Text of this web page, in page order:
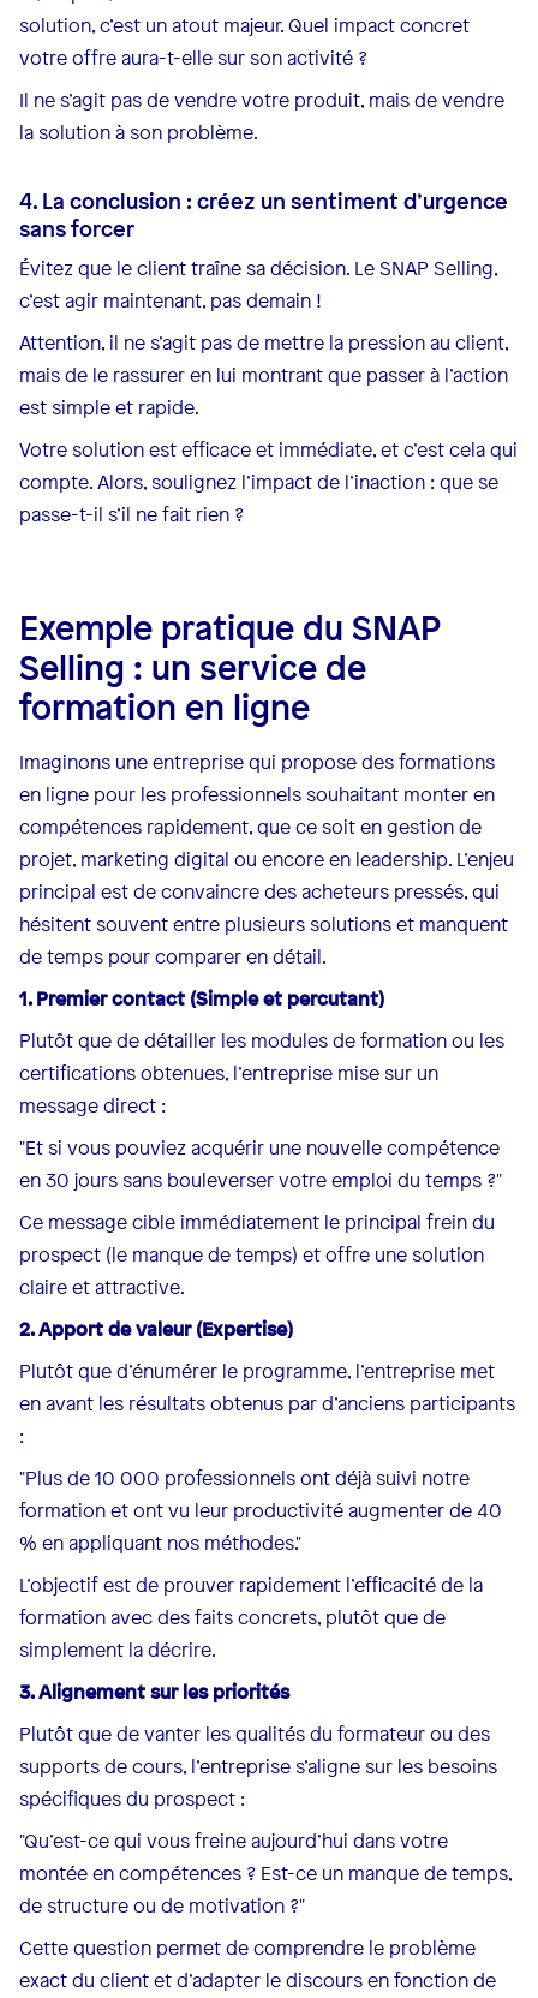
solution, c’est un atout majeur. Quel impact concret
votre offre aura-t-elle sur son activité ?
Il ne s’agit pas de vendre votre produit, mais de vendre
la solution à son problème.
4. La conclusion : créez un sentiment d’urgence
sans forcer
Évitez que le client traîne sa décision. Le SNAP Selling,
c’est agir maintenant, pas demain !
Attention, il ne s’agit pas de mettre la pression au client,
mais de le rassurer en lui montrant que passer à l’action
est simple et rapide.
Votre solution est efficace et immédiate, et c’est cela qui
compte. Alors, soulignez l’impact de l’inaction : que se
passe-t-il s’il ne fait rien ?
Exemple pratique du SNAP
Selling : un service de
formation en ligne
Imaginons une entreprise qui propose des formations
en ligne pour les professionnels souhaitant monter en
compétences rapidement, que ce soit en gestion de
projet, marketing digital ou encore en leadership. L’enjeu
principal est de convaincre des acheteurs pressés, qui
hésitent souvent entre plusieurs solutions et manquent
de temps pour comparer en détail.
1. Premier contact (Simple et percutant)
Plutôt que de détailler les modules de formation ou les
certifications obtenues, l’entreprise mise sur un
message direct :
"Et si vous pouviez acquérir une nouvelle compétence
en 30 jours sans bouleverser votre emploi du temps ?"
Ce message cible immédiatement le principal frein du
prospect (le manque de temps) et offre une solution
claire et attractive.
2. Apport de valeur (Expertise)
Plutôt que d’énumérer le programme, l’entreprise met
en avant les résultats obtenus par d’anciens participants
:
"Plus de 10 000 professionnels ont déjà suivi notre
formation et ont vu leur productivité augmenter de 40
% en appliquant nos méthodes."
L’objectif est de prouver rapidement l’efficacité de la
formation avec des faits concrets, plutôt que de
simplement la décrire.
3. Alignement sur les priorités
Plutôt que de vanter les qualités du formateur ou des
supports de cours, l’entreprise s’aligne sur les besoins
spécifiques du prospect :
"Qu’est-ce qui vous freine aujourd’hui dans votre
montée en compétences ? Est-ce un manque de temps,
de structure ou de motivation ?"
Cette question permet de comprendre le problème
exact du client et d’adapter le discours en fonction de